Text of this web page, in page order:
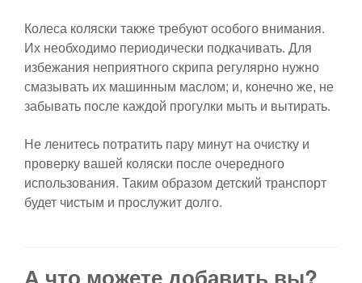
Колеса коляски также требуют особого внимания.
Их необходимо периодически подкачивать. Для
избежания неприятного скрипа регулярно нужно
смазывать их машинным маслом; и, конечно же, не
забывать после каждой прогулки мыть и вытирать.
Не ленитесь потратить пару минут на очистку и
проверку вашей коляски после очередного
использования. Таким образом детский транспорт
будет чистым и прослужит долго.
А что можете добавить вы?